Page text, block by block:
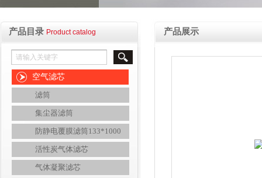
产品目录 Product catalog
空气滤芯
滤筒
集尘器滤筒
防静电覆膜滤筒133*1000
活性炭气体滤芯
气体凝聚滤芯
产品展示